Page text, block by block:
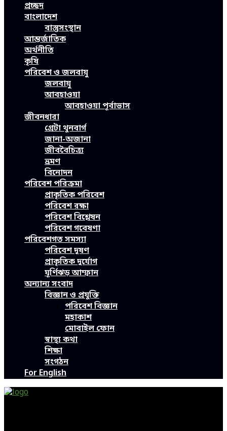
প্রচ্ছদ
বাংলাদেশ
বাস্তুসংস্থান
আন্তর্জাতিক
অর্থনীতি
কৃষি
পরিবেশ ও জলবায়ু
জলবায়ু
আবহাওয়া
আবহাওয়া পূর্বাভাস
জীবনধারা
গ্রেটা থুনবার্গ
জানা-অজানা
জীববৈচিত্র্য
ভ্রমণ
বিনোদন
পরিবেশ পরিক্রমা
প্রাকৃতিক পরিবেশ
পরিবেশ রক্ষা
পরিবেশ বিশ্লেষন
পরিবেশ গবেষণা
পরিবেশগত সমস্যা
পরিবেশ দূষণ
প্রাকৃতিক দুর্যোগ
ঘূর্ণিঝড় আম্ফান
অন্যান্য সংবাদ
বিজ্ঞান ও প্রযুক্তি
পরিবেশ বিজ্ঞান
মহাকাশ
মোবাইল ফোন
স্বাস্থ্য কথা
শিক্ষা
সংগঠন
For English